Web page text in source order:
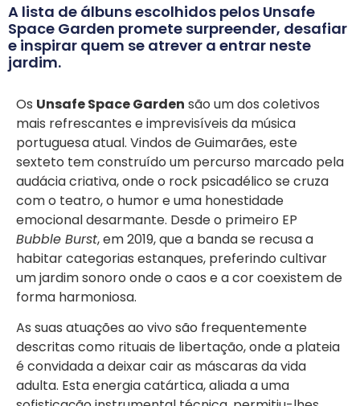
A lista de álbuns escolhidos pelos Unsafe
Space Garden promete surpreender, desafiar
e inspirar quem se atrever a entrar neste
jardim.
Os Unsafe Space Garden são um dos coletivos
mais refrescantes e imprevisíveis da música
portuguesa atual. Vindos de Guimarães, este
sexteto tem construído um percurso marcado pela
audácia criativa, onde o rock psicadélico se cruza
com o teatro, o humor e uma honestidade
emocional desarmante. Desde o primeiro EP
Bubble Burst, em 2019, que a banda se recusa a
habitar categorias estanques, preferindo cultivar
um jardim sonoro onde o caos e a cor coexistem de
forma harmoniosa.
As suas atuações ao vivo são frequentemente
descritas como rituais de libertação, onde a plateia
é convidada a deixar cair as máscaras da vida
adulta. Esta energia catártica, aliada a uma